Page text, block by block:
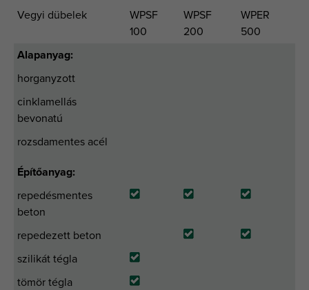
Vegyi dübelek
WPSF
100
WPSF
200
WPER
500
Alapanyag:
horganyzott
cinklamellás
bevonatú
rozsdamentes acél
Építőanyag:
repedésmentes
beton
repedezett beton
szilikát tégla
tömör tégla